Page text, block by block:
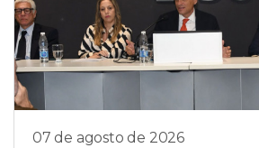
07 de agosto de 2026